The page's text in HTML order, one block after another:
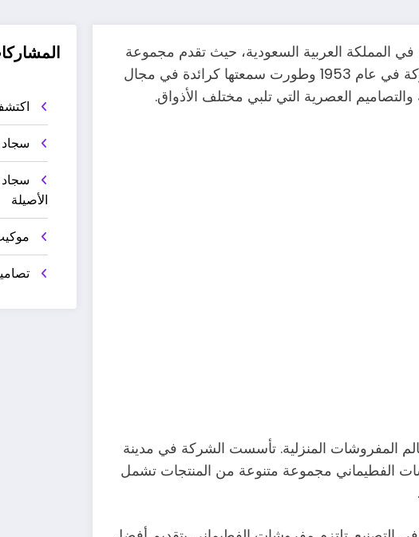
المملكة العربية السعودية، حيث تقدم مجموعة
متنوعة من المفروشات المنزلية عالية الجودة. تأسست الشركة في عام 1953 وطورت سمعتها كرائدة في مجال
والتصاميم العصرية التي تلبي مختلف الأذواق.
المفروشات المنزلية. تأسست الشركة في مدينة
الفطيماني مجموعة متنوعة من المنتجات تشمل
سجاد
الأصيلة